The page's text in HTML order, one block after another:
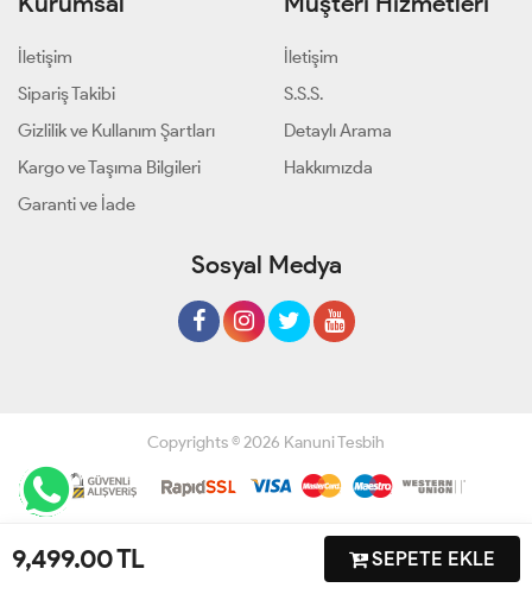
9,499.00TL SEPETE EKLE
İletişim
Sipariş Takibi
Gizlilik ve Kullanım Şartları
Kargo ve Taşıma Bilgileri
Garanti ve İade
İletişim
S.S.S.
Detaylı Arama
Hakkımızda
Sosyal Medya
Copyrights © 2026 Kanuni Tesbih
Geliştir - powered by innovation
Sipariş Takibi İletişim